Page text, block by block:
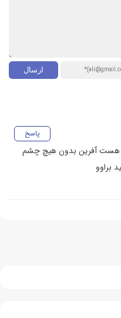
پاسخ
هست آفرین بدون هیچ چشم
براوو